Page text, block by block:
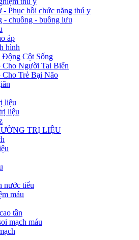
- Phục hồi chức năng thú y
- chuồng - buồng lưu
áp
hình
Động Cột Sống
Cho Người Tai Biến
Trẻ Bại Não
liệu
liệu
TRỊ LIỆU
nước tiểu
máu
tần
mạch máu